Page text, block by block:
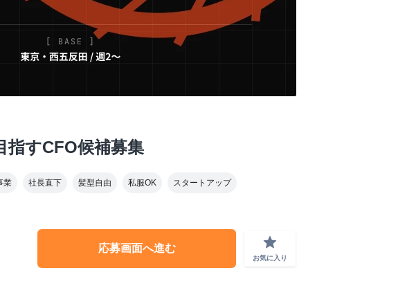
指すCFO候補募集
業 社長直下 髪型自由 私服OK スタートアップ
応募画面へ進む grade
お気に入り